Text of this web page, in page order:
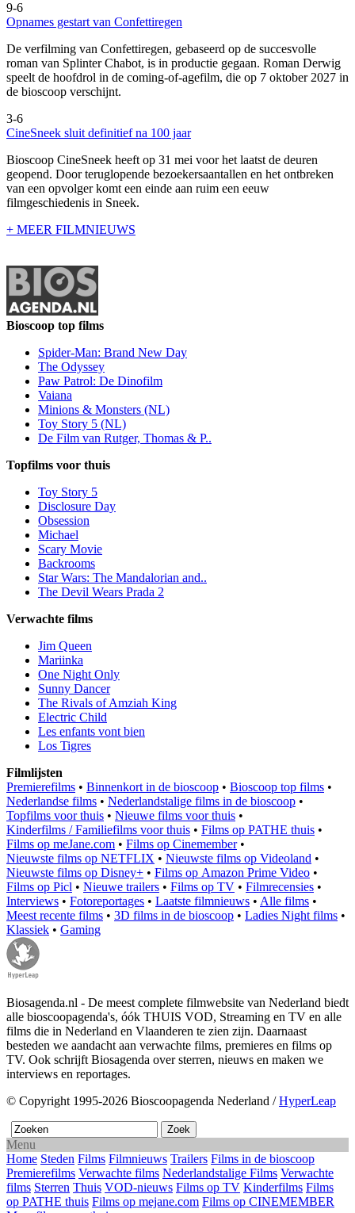
9-6
Opnames gestart van Confettiregen
De verfilming van Confettiregen, gebaseerd op de succesvolle
roman van Splinter Chabot, is in productie gegaan. Roman Derwig
speelt de hoofdrol in de coming-of-agefilm, die op 7 oktober 2027 in
de bioscoop verschijnt.
3-6
CineSneek sluit definitief na 100 jaar
Bioscoop CineSneek heeft op 31 mei voor het laatst de deuren
geopend. Door teruglopende bezoekersaantallen en het ontbreken
van een opvolger komt een einde aan ruim een eeuw
filmgeschiedenis in Sneek.
+ MEER FILMNIEUWS
Bioscoop top films
Spider-Man: Brand New Day
The Odyssey
Paw Patrol: De Dinofilm
Vaiana
Minions & Monsters (NL)
Toy Story 5 (NL)
De Film van Rutger, Thomas & P..
Topfilms voor thuis
Toy Story 5
Disclosure Day
Obsession
Michael
Scary Movie
Backrooms
Star Wars: The Mandalorian and..
The Devil Wears Prada 2
Verwachte films
Jim Queen
Mariinka
One Night Only
Sunny Dancer
The Rivals of Amziah King
Electric Child
Les enfants vont bien
Los Tigres
Filmlijsten
Premierefilms • Binnenkort in de bioscoop • Bioscoop top films •
Nederlandse films • Nederlandstalige films in de bioscoop •
Topfilms voor thuis • Nieuwe films voor thuis •
Kinderfilms / Familiefilms voor thuis • Films op PATHE thuis •
Films op meJane.com • Films op Cinemember•
Nieuwste films op NETFLIX • Nieuwste films op Videoland •
Nieuwste films op Disney+ • Films op Amazon Prime Video •
Films op Picl • Nieuwe trailers • Films op TV • Filmrecensies •
Interviews • Fotoreportages • Laatste filmnieuws • Alle films •
Meest recente films • 3D films in de bioscoop • Ladies Night films •
Klassiek • Gaming
Biosagenda.nl - De meest complete filmwebsite van Nederland biedt
alle bioscoopagenda's, óók THUIS VOD, Streaming en TV en alle
films die in Nederland en Vlaanderen te zien zijn. Daarnaast
besteden we aandacht aan verwachte films, premieres en films op
TV. Ook schrijft Biosagenda over sterren, nieuws en maken we
interviews en reportages.
© Copyright 1995-2026 Bioscoopagenda Nederland /HyperLeap
Menu
Home Steden Films Filmnieuws Trailers Films in de bioscoop
Premierefilms Verwachte films Nederlandstalige Films Verwachte
films Sterren Thuis VOD-nieuws Films op TV Kinderfilms Films
op PATHE thuis Films op mejane.com Films op CINEMEMBER